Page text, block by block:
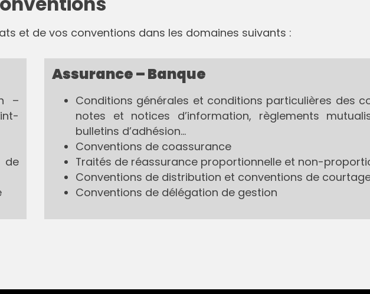
et de vos conventions dans les domaines suivants :
–
de
Assurance – Banque
Conditions générales et conditions particulières des
notes et notices d’information, règlements
bulletins d’adhésion…
Conventions de coassurance
Traités de réassurance proportionnelle et non-
Conventions de distribution et conventions de
Conventions de délégation de gestion